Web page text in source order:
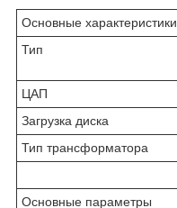
Основные характеристики
Тип
ЦАП
Загрузка диска
Тип трансформатора
Основные параметры